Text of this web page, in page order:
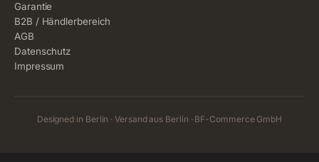
Garantie
B2B / Händlerbereich
AGB
Datenschutz
Impressum
Designed in Berlin · Versand aus Berlin · BF-Commerce GmbH